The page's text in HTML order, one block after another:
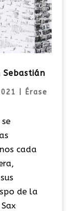
Sebastián
Érase
cada
de la